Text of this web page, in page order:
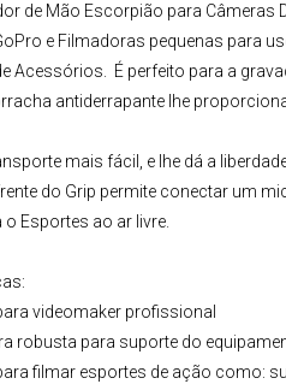
de Mão Escorpião para Câmeras
e Filmadoras pequenas para
Acessórios. É perfeito para a
antiderrapante lhe
mais fácil, e lhe dá a
do Grip permite conectar um
Esportes ao ar livre.
videomaker profissional
robusta para suporte do
filmar esportes de ação como: